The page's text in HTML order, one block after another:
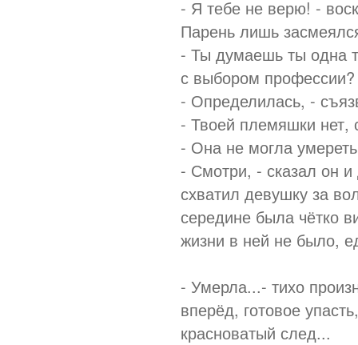
- Я тебе не верю! -
Парень лишь
- Ты думаешь ты одна
с выбором профессии?
- Определилась, -
- Твоей племяшки нет,
- Она не могла
- Смотри, - сказал он
схватил девушку за
середине была чётко
жизни в ней не было,
- Умерла...- тихо
вперёд, готовое
красноватый след...